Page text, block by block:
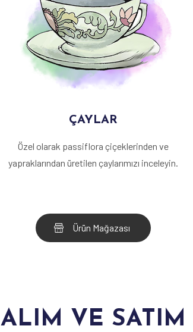
ÇAYLAR
Özel olarak passiflora çiçeklerinden ve
yapraklarından üretilen çaylarımızı inceleyin.
Ürün Mağazası
ALIM VE SATIM